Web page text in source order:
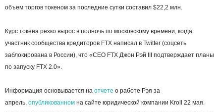
объем торгов токеном за последние сутки составил $22,2 млн.
Курс токена резко вырос в полночь по московскому времени, когда
участник сообщества кредиторов FTX написал в Twitter (соцсеть
заблокирована в России), что «СЕО FTX Джон Рэй III подтверждает планы
по запуску FTX 2.0».
Информация основывается на отчете о работе Рэя за
апрель, опубликованном на сайте юридической компании Kroll 22 мая.